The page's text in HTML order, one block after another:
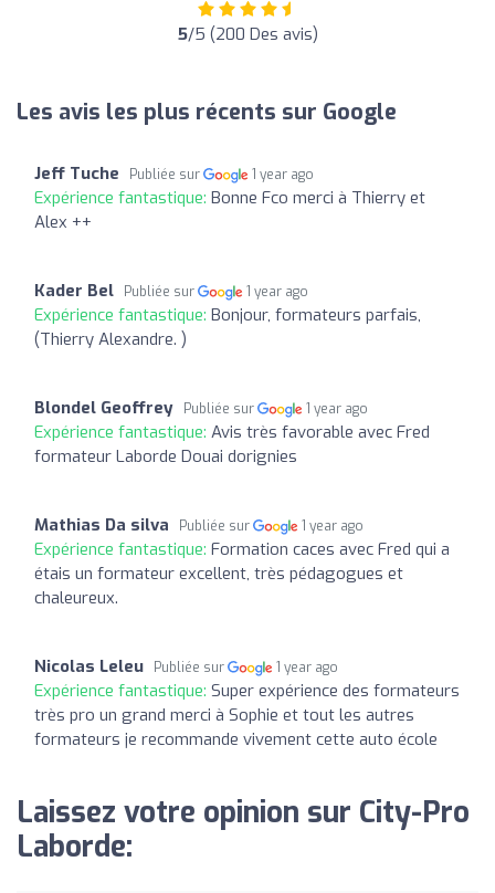
5/5 (200 Des avis)
Les avis les plus récents sur Google
Jeff Tuche Publiée sur 1 year ago
Expérience fantastique: Bonne Fco merci à Thierry et
Alex ++
Kader Bel Publiée sur 1 year ago
Expérience fantastique: Bonjour, formateurs parfais,
(Thierry Alexandre. )
Blondel Geoffrey Publiée sur 1 year ago
Expérience fantastique: Avis très favorable avec Fred
formateur Laborde Douai dorignies
Mathias Da silva Publiée sur 1 year ago
Expérience fantastique: Formation caces avec Fred qui a
étais un formateur excellent, très pédagogues et
chaleureux.
Nicolas Leleu Publiée sur 1 year ago
Expérience fantastique: Super expérience des formateurs
très pro un grand merci à Sophie et tout les autres
formateurs je recommande vivement cette auto école
Laissez votre opinion sur City-Pro
Laborde: